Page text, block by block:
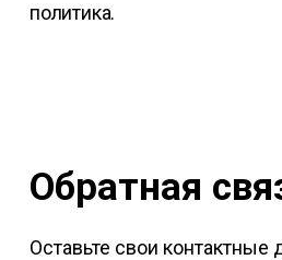
политика.
Обратная
Оставьте свои